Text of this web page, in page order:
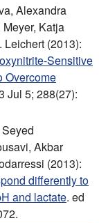
Alexandra
Katja
Leichert (2013):
Sensitive
Overcome
Jul 5; 288(27):
Akbar
(2013):
differently to
and lactate. ed